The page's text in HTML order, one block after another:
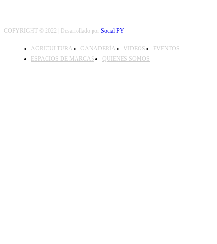
COPYRIGHT © 2022 | Desarrollado por Social PY
AGRICULTURA GANADERÍA VIDEOS
EVENTOS
ESPACIOS DE MARCAS
QUIENES SOMOS